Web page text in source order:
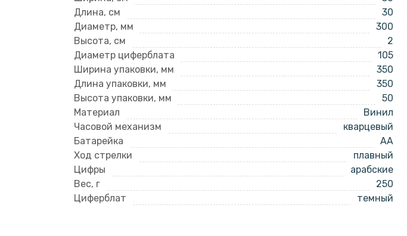
Длина, см
30
Диаметр, мм
300
Высота, см
2
Диаметр циферблата
105
Ширина упаковки, мм
350
Длина упаковки, мм
350
Высота упаковки, мм
50
Материал
Винил
Часовой механизм
кварцевый
Батарейка
AA
Ход стрелки
плавный
Цифры
арабские
Вес, г
250
Циферблат
темный